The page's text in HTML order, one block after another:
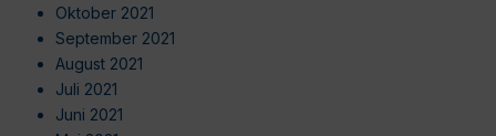
Oktober 2021
September 2021
August 2021
Juli 2021
Juni 2021